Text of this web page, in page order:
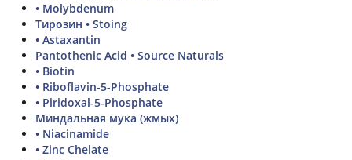
• Molybdenum
Тирозин • Stoing
• Astaxantin
Pantothenic Acid • Source Naturals
• Biotin
• Riboflavin-5-Phosphate
• Piridoxal-5-Phosphate
Миндальная мука (жмых)
• Niacinamide
• Zinc Chelate